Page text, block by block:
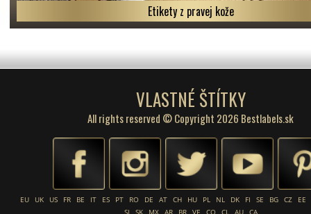
Etikety z pravej kože
VLASTNÉ ŠTÍTKY
All rights reserved © Copyright 2026 Bestlabels.sk
EU UK US FR BE IT ES PT RO DE AT CH HU PL NL DK FI SE BG CZ
EE
SI
SK MX AR BR VE CO CL AU CA